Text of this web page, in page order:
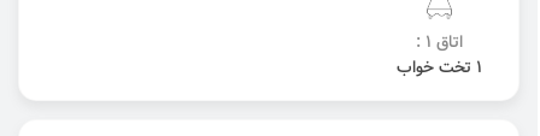
اتاق 1 :
1 تخت خواب